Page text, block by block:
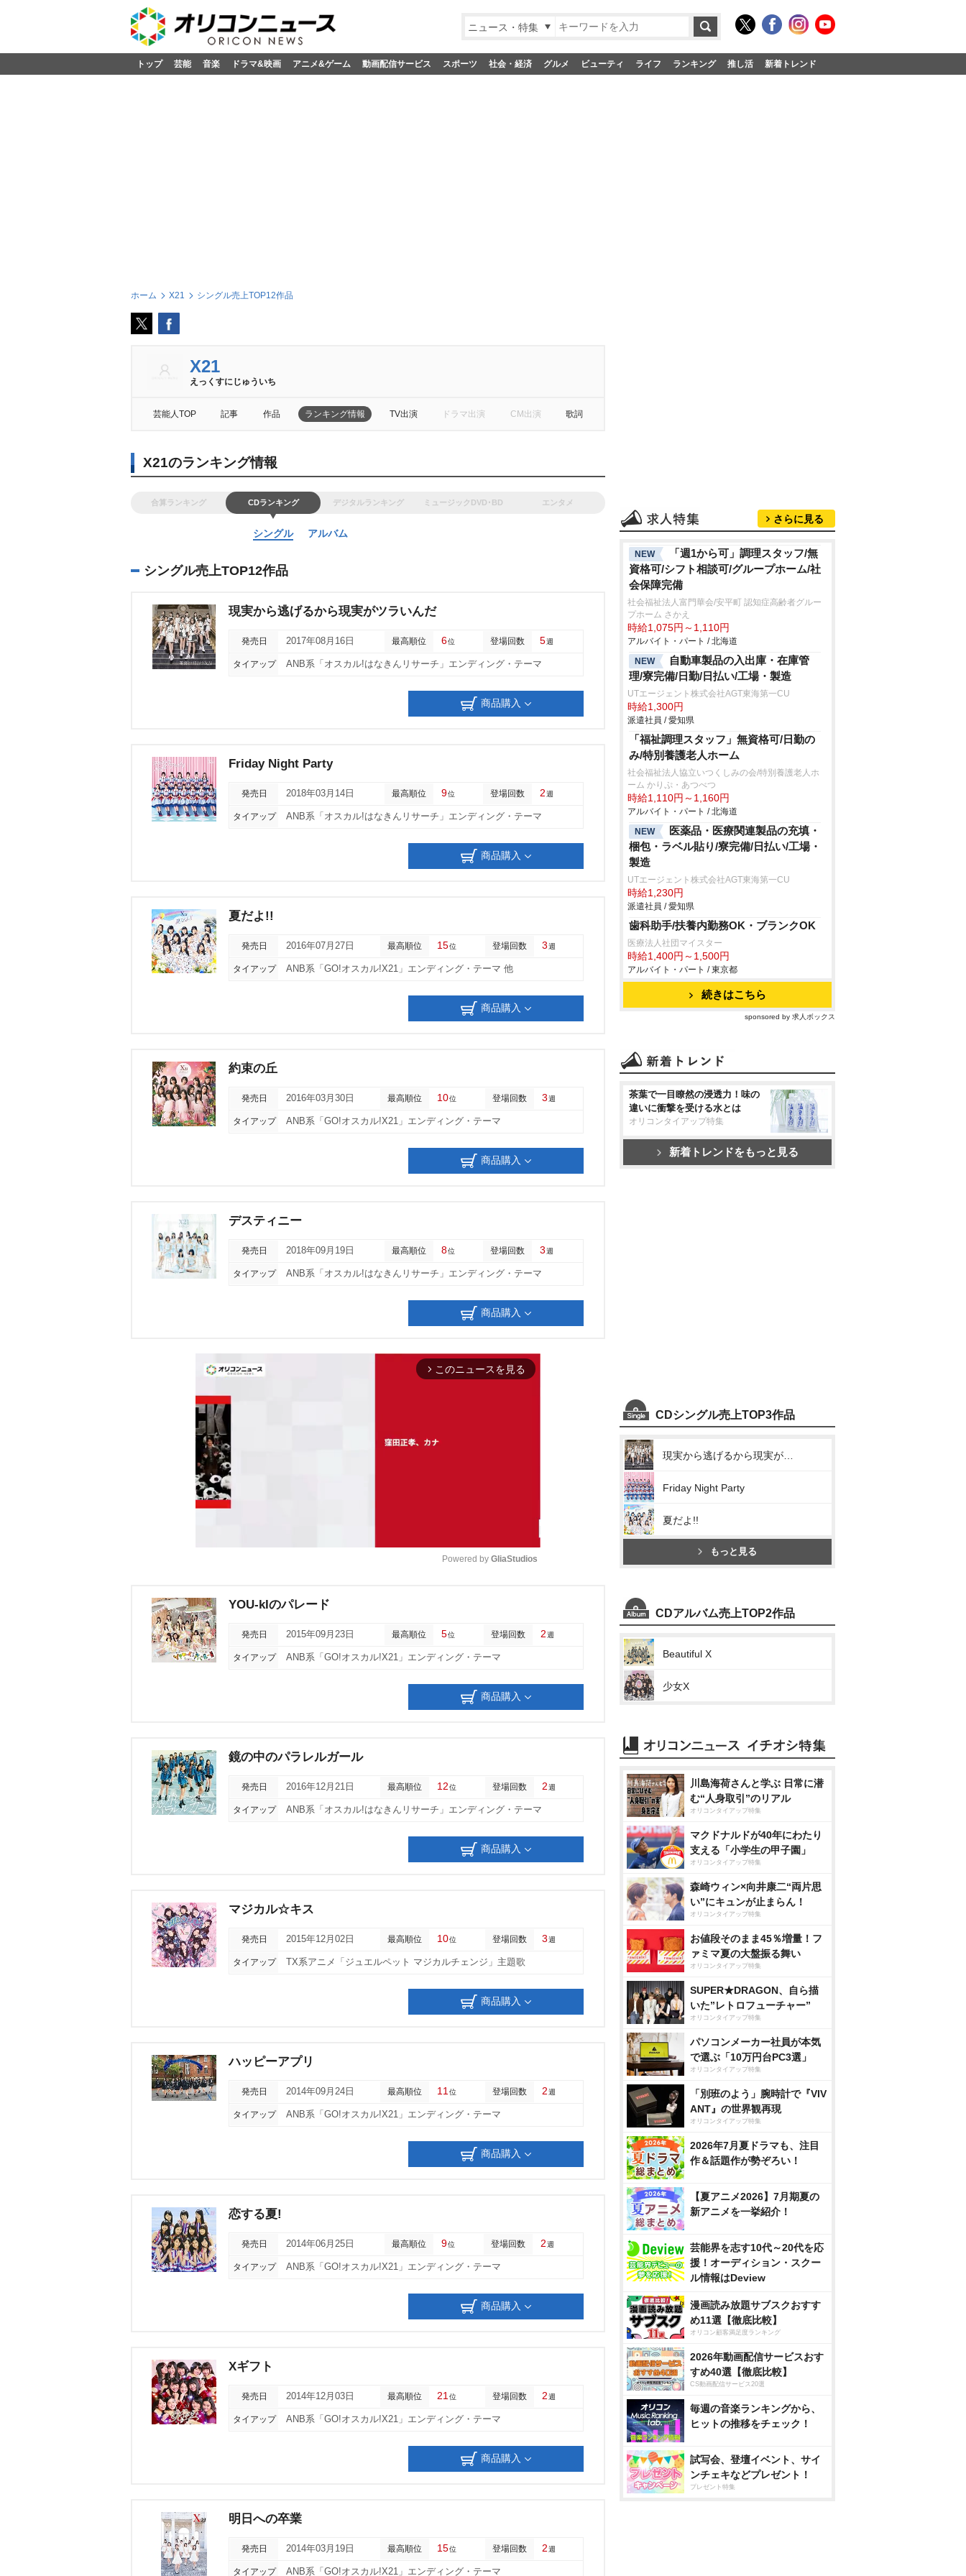
ニュース・特集
トップ 芸能 音楽 ドラマ&映画 アニメ&ゲーム 動画配信サービス スポーツ 社会・経済 グルメ ビューティ ライフ ランキング 推し活 新着トレンド
ホーム X21 シングル売上TOP12作品
X21
えっくすにじゅういち
芸能人TOP 記事 作品 ランキング情報 TV出演 ドラマ出演 CM出演 歌詞
X21のランキング情報
合算ランキング CDランキング デジタルランキング ミュージックDVD･BD エンタメ
シングル アルバム
シングル売上TOP12作品
現実から逃げるから現実がツラいんだ
発売日 2017年08月16日 最高順位 6位 登場回数 5週
タイアップ ANB系「オスカル!はなきんリサーチ」エンディング・テーマ
商品購入
Friday Night Party
発売日 2018年03月14日 最高順位 9位 登場回数 2週
タイアップ ANB系「オスカル!はなきんリサーチ」エンディング・テーマ
商品購入
夏だよ!!
発売日 2016年07月27日 最高順位 15位 登場回数 3週
タイアップ ANB系「GO!オスカル!X21」エンディング・テーマ 他
商品購入
約束の丘
発売日 2016年03月30日 最高順位 10位 登場回数 3週
タイアップ ANB系「GO!オスカル!X21」エンディング・テーマ
商品購入
デスティニー
発売日 2018年09月19日 最高順位 8位 登場回数 3週
タイアップ ANB系「オスカル!はなきんリサーチ」エンディング・テーマ
商品購入
arrow_forward_ios このニュースを見る
e
Powered by GliaStudios
YOU-kIのパレード
発売日 2015年09月23日 最高順位 5位 登場回数 2週
タイアップ ANB系「GO!オスカル!X21」エンディング・テーマ
商品購入
鏡の中のパラレルガール
発売日 2016年12月21日 最高順位 12位 登場回数 2週
タイアップ ANB系「オスカル!はなきんリサーチ」エンディング・テーマ
商品購入
マジカル☆キス
発売日 2015年12月02日 最高順位 10位 登場回数 3週
タイアップ TX系アニメ「ジュエルペット マジカルチェンジ」主題歌
商品購入
ハッピーアプリ
発売日 2014年09月24日 最高順位 11 位 登場回数 2週
タイアップ ANB系「GO!オスカル!X21」エンディング・テーマ
商品購入
恋する夏!
発売日 2014年06月25日 最高順位 9位 登場回数 2週
タイアップ ANB系「GO!オスカル!X21」エンディング・テーマ
商品購入
Xギフト
発売日 2014年12月03日 最高順位 21 位 登場回数 2週
タイアップ ANB系「GO!オスカル!X21」エンディング・テーマ
商品購入
明日への卒業
発売日 2014年03月19日 最高順位 15位 登場回数 2週
タイアップ ANB系「GO!オスカル!X21」エンディング・テーマ
さらに見る
NEW
「週1から可」調理スタッフ/無
資格可/シフト相談可/グループホーム/社
会保障完備
社会福祉法人富門華会/安平町 認知症高齢者グルー
プホーム さかえ
時給1,075円～1,110円
アルバイト・パート / 北海道
NEW
自動車製品の入出庫・在庫管
理/寮完備/日勤/日払い/工場・製造
UTエージェント株式会社AGT東海第一CU
時給1,300円
派遣社員 / 愛知県
「福祉調理スタッフ」無資格可/日勤の
み/特別養護老人ホーム
社会福祉法人協立いつくしみの会/特別養護老人ホ
ーム かりぷ・あつべつ
時給1,110円～1,160円
アルバイト・パート / 北海道
NEW
医薬品・医療関連製品の充填・
梱包・ラベル貼り/寮完備/日払い/工場・
製造
UTエージェント株式会社AGT東海第一CU
時給1,230円
派遣社員 / 愛知県
歯科助手/扶養内勤務OK・ブランクOK
医療法人社団マイスター
時給1,400円～1,500円
アルバイト・パート / 東京都
続きはこちら
sponsored by 求人ボックス
茶葉で一目瞭然の浸透力！味の
違いに衝撃を受ける水とは
オリコンタイアップ特集
新着トレンドをもっと見る
CDシングル売上TOP3作品
Friday Night Party
夏だよ!!
もっと見る
CDアルバム売上TOP2作品
Beautiful X
少女X
川島海荷さんと学ぶ 日常に潜
む“人身取引”のリアル
オリコンタイアップ特集
マクドナルドが40年にわたり
支える「小学生の甲子園」
オリコンタイアップ特集
森崎ウィン×向井康二“両片思
い”にキュンが止まらん！
オリコンタイアップ特集
お値段そのまま45％増量！フ
ァミマ夏の大盤振る舞い
オリコンタイアップ特集
SUPER★DRAGON、自ら描
いた”レトロフューチャー”
オリコンタイアップ特集
パソコンメーカー社員が本気
で選ぶ「10万円台PC3選」
オリコンタイアップ特集
「別班のよう」腕時計で『VIV
ANT』の世界観再現
オリコンタイアップ特集
2026年7月夏ドラマも、注目
作＆話題作が勢ぞろい！
【夏アニメ2026】7月期夏の
新アニメを一挙紹介！
芸能界を志す10代～20代を応
援！オーディション・スクー
ル情報はDeview
漫画読み放題サブスクおすす
め11選【徹底比較】
オリコン顧客満足度ランキング
2026年動画配信サービスおす
すめ40選【徹底比較】
CS動画配信サービス20選
毎週の音楽ランキングから、
ヒットの推移をチェック！
試写会、登壇イベント、サイ
ンチェキなどプレゼント！
プレゼント特集